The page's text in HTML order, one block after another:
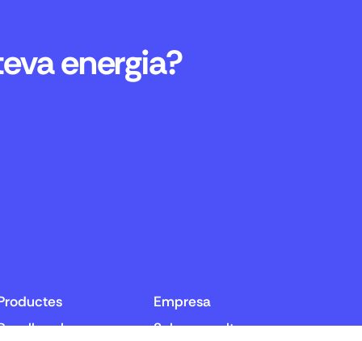
energia?
solars
Empresa
Sobre nosaltres